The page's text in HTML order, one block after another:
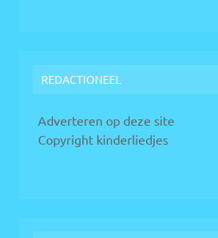
REDACTIONEEL
Adverteren op deze site
Copyright kinderliedjes